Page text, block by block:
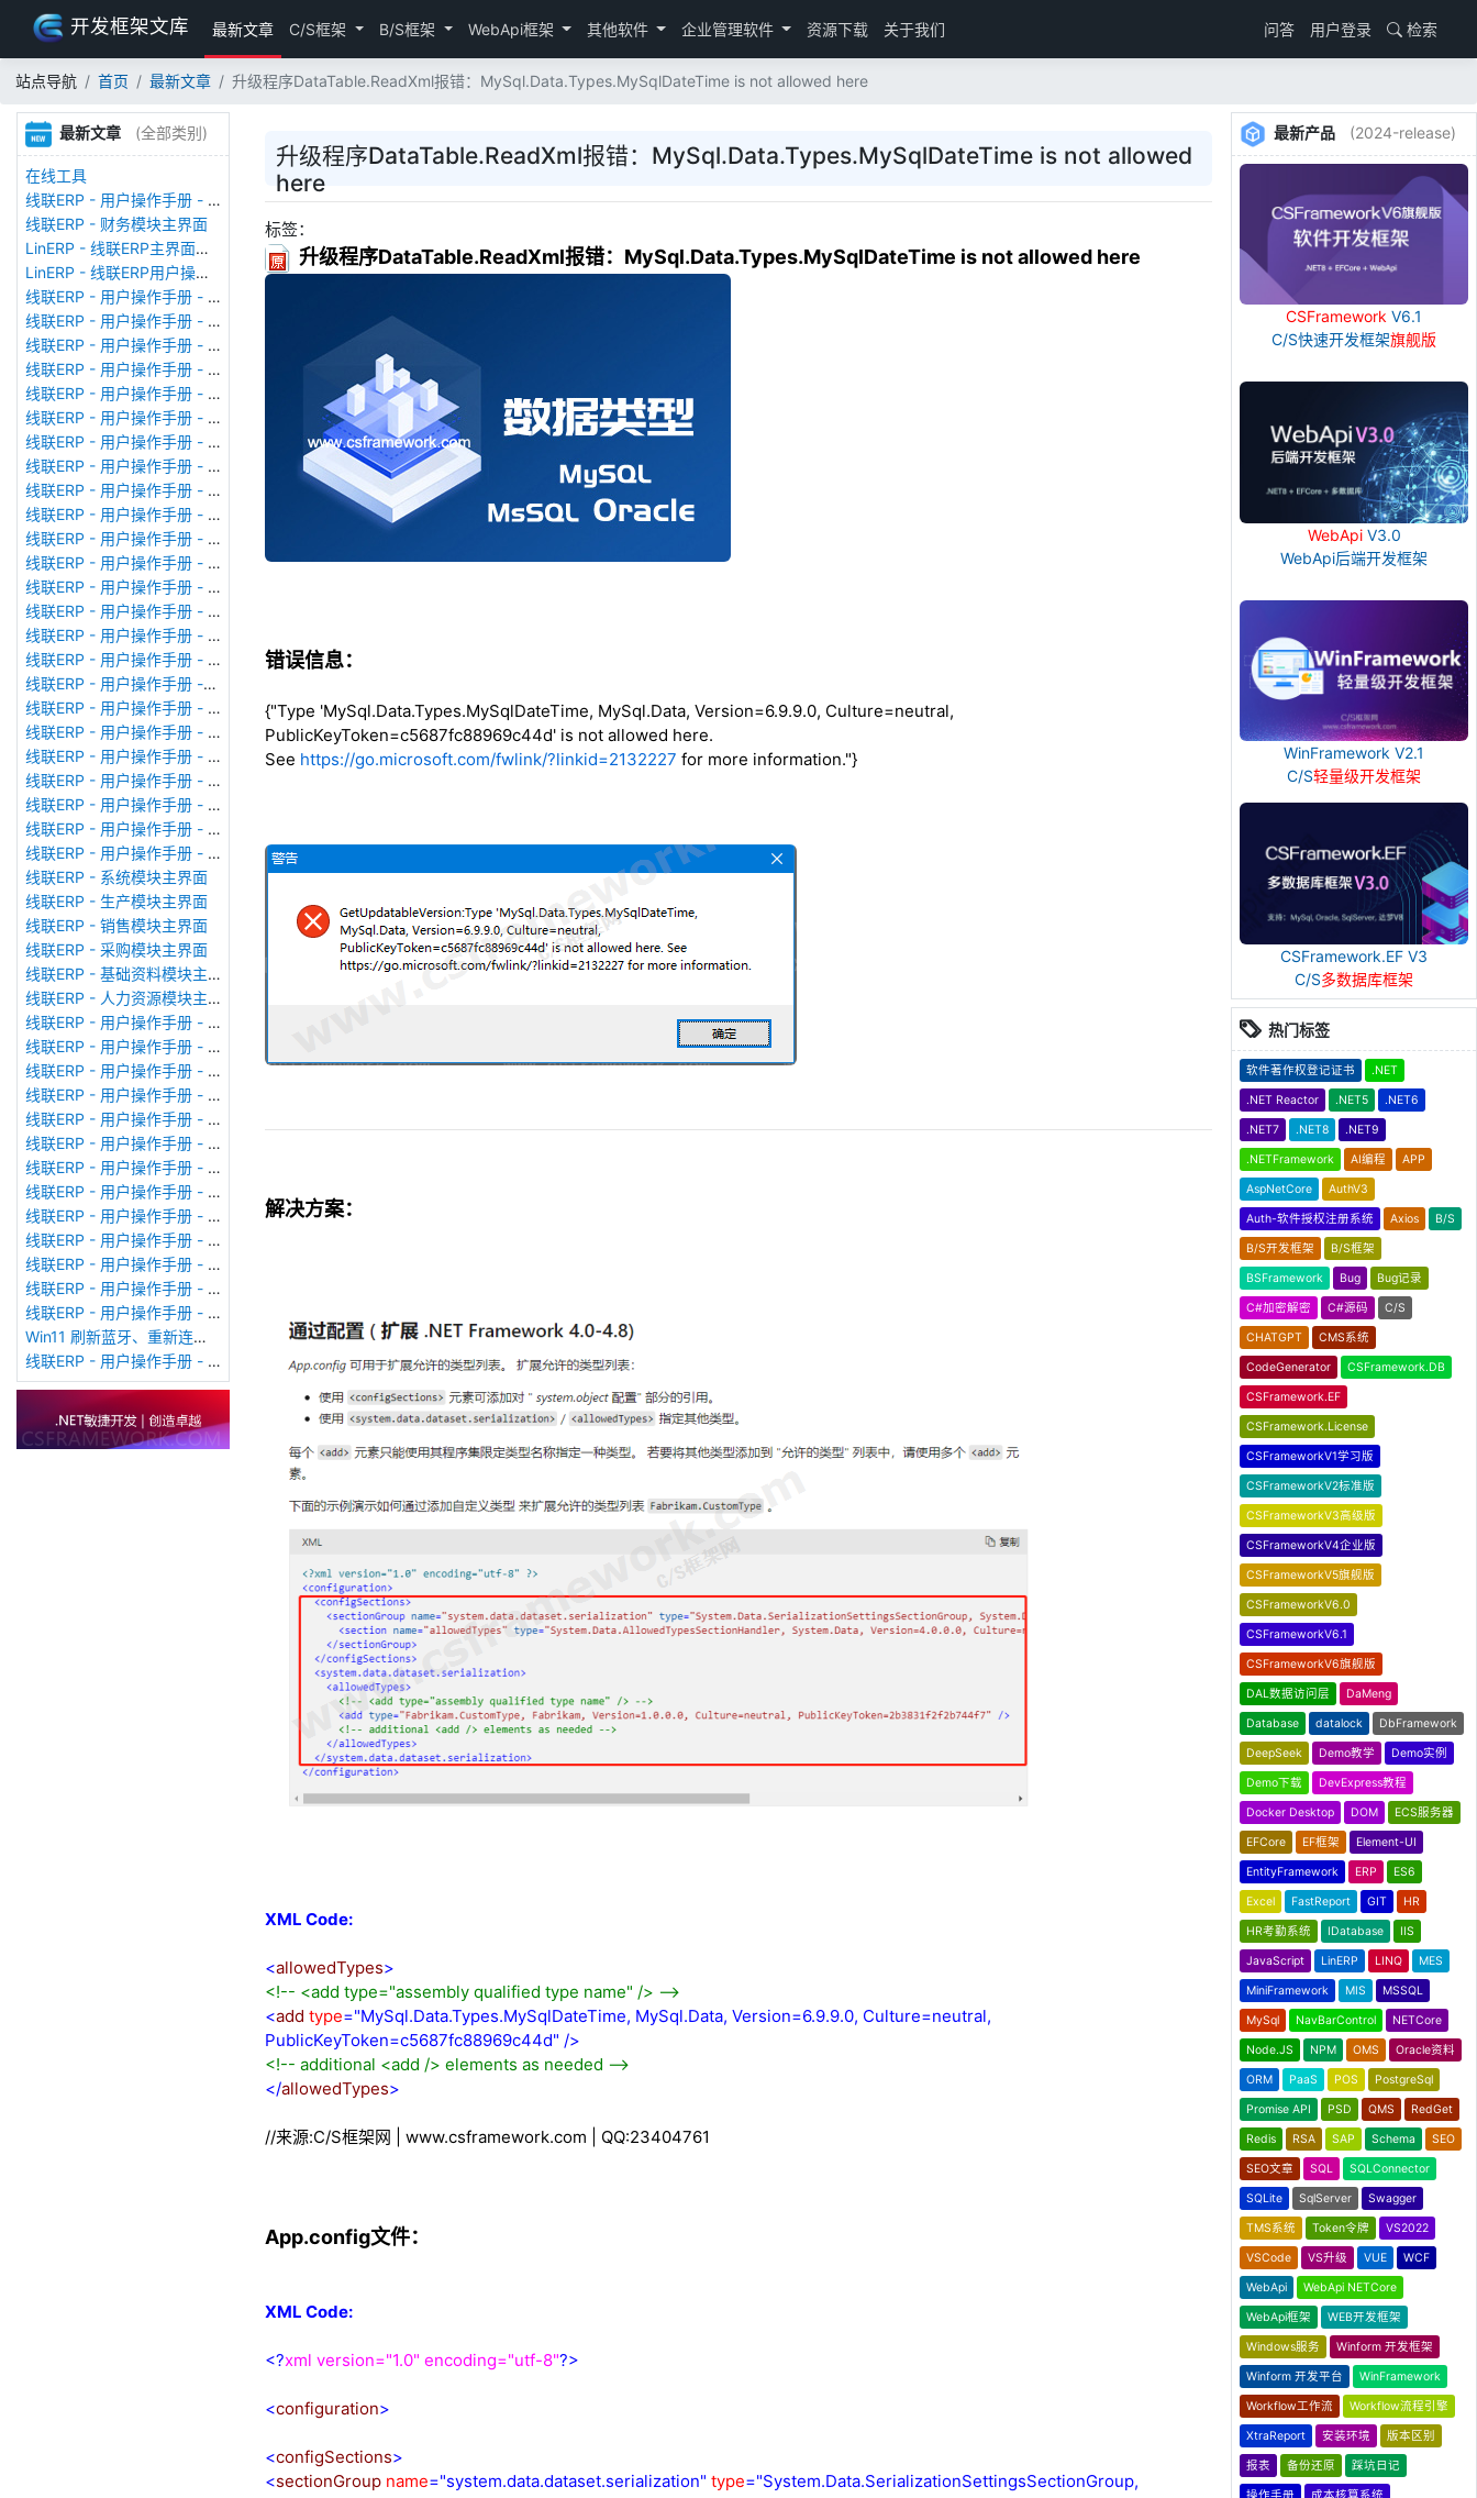
开发框架文库 最新文章 C/S框架 B/S框架 WebApi框架 其他软件 企业管理软件 资源下载 关于我们 问答 用户登录 检索
站点导航 首页 最新文章 升级程序DataTable.ReadXml报错：MySql.Data.Types.MySqlDateTime is not allowed here
最新文章 (全部类别)
在线工具
线联ERP - 用户操作手册 - 存货期初
线联ERP - 财务模块主界面
LinERP - 线联ERP主界面（HOME）
LinERP - 线联ERP用户操作手册 - 系统登陆
线联ERP - 用户操作手册 - 查看在线用户
线联ERP - 用户操作手册 - 数据备份
线联ERP - 用户操作手册 - 工厂管理
线联ERP - 用户操作手册 - 帐套管理
线联ERP - 用户操作手册 - 语种设置
线联ERP - 用户操作手册 - 国际化多语言
线联ERP - 用户操作手册 - 报表管理
线联ERP - 用户操作手册 - 字段名管理
线联ERP - 用户操作手册 - 模块管理
线联ERP - 用户操作手册 - 广播消息
线联ERP - 用户操作手册 - 审计日志
线联ERP - 用户操作手册 - 公司资料设置
线联ERP - 用户操作手册 - 系统参数设置
线联ERP - 用户操作手册 - 单据类型
线联ERP - 用户操作手册 - 号码规则
线联ERP - 用户操作手册 - 功能菜单
线联ERP - 用户操作手册 -分配临时角色
线联ERP - 用户操作手册 - 组织架构
线联ERP - 用户操作手册 - 用户管理
线联ERP - 用户操作手册 - 角色/岗位管理
线联ERP - 用户操作手册 - 暂估入库明细表
线联ERP - 用户操作手册 - 物料收发明细表
线联ERP - 用户操作手册 - 即时库存余额表
线联ERP - 用户操作手册 - 库存账龄分析表
线联ERP - 系统模块主界面
线联ERP - 生产模块主界面
线联ERP - 销售模块主界面
线联ERP - 采购模块主界面
线联ERP - 基础资料模块主界面
线联ERP - 人力资源模块主界面
线联ERP - 用户操作手册 - 个人考勤报表（横向）
线联ERP - 用户操作手册 - 部门考勤报表
线联ERP - 用户操作手册 - 个人考勤报表
线联ERP - 用户操作手册 - 考勤计算
线联ERP - 用户操作手册 - 节假日管理
线联ERP - 用户操作手册 - 请假管理
线联ERP - 用户操作手册 - 补卡管理
线联ERP - 用户操作手册 - 考勤设备管理
线联ERP - 用户操作手册 - 考勤参数配置
线联ERP - 用户操作手册 - 考勤设备绑定
线联ERP - 用户操作手册 - 员工档案
线联ERP - 用户操作手册 - 班次管理
线联ERP - 用户操作手册 - 排班管理
Win11 刷新蓝牙、重新连接蓝牙音响
线联ERP - 用户操作手册 - 成品入库单
升级程序DataTable.ReadXml报错：MySql.Data.Types.MySqlDateTime is not allowed
here
标签：
升级程序DataTable.ReadXml报错：MySql.Data.Types.MySqlDateTime is not allowed here
错误信息：
{"Type 'MySql.Data.Types.MySqlDateTime, MySql.Data, Version=6.9.9.0, Culture=neutral,
PublicKeyToken=c5687fc88969c44d' is not allowed here.
See https://go.microsoft.com/fwlink/?linkid=2132227 for more information."}
解决方案：
XML Code:
<allowedTypes>
<!-- <add type="assembly qualified type name" /> -->
<add type="MySql.Data.Types.MySqlDateTime, MySql.Data, Version=6.9.9.0, Culture=neutral,
PublicKeyToken=c5687fc88969c44d" />
<!-- additional <add /> elements as needed -->
</allowedTypes>
//来源:C/S框架网 | www.csframework.com | QQ:23404761
App.config文件：
XML Code:
<?xml version="1.0" encoding="utf-8"?>
<configuration>
<configSections>
<sectionGroup name="system.data.dataset.serialization" type="System.Data.SerializationSettingsSectionGroup,
最新产品 (2024-release)
CSFramework V6.1
C/S快速开发框架旗舰版
WebApiV3.0
WebApi后端开发框架
WinFramework V2.1
C/S轻量级开发框架
CSFramework.EF V3
C/S多数据库框架
热门标签
软件著作权登记证书 .NET
.NET Reactor .NET5 .NET6
.NET7 .NET8 .NET9
.NETFramework AI编程 APP
AspNetCore AuthV3
Auth-软件授权注册系统 Axios B/S
B/S开发框架 B/S框架
BSFramework Bug Bug记录
C#加密解密 C#源码 C/S
CHATGPT CMS系统
CodeGenerator CSFramework.DB
CSFramework.EF
CSFramework.License
CSFrameworkV1学习版
CSFrameworkV2标准版
CSFrameworkV3高级版
CSFrameworkV4企业版
CSFrameworkV5旗舰版
CSFrameworkV6.0
CSFrameworkV6.1
CSFrameworkV6旗舰版
DAL数据访问层 DaMeng
Database datalock DbFramework
DeepSeek Demo教学 Demo实例
Demo下载 DevExpress教程
Docker Desktop DOM ECS服务器
EFCore EF框架 Element-UI
EntityFramework ERP ES6
Excel FastReport GIT HR
HR考勤系统 IDatabase IIS
JavaScript LinERP LINQ MES
MiniFramework MIS MSSQL
MySql NavBarControl NETCore
Node.JS NPM OMS Oracle资料
ORM PaaS POS PostgreSql
Promise API PSD QMS RedGet
Redis RSA SAP Schema SEO
SEO文章 SQL SQLConnector
SQLite SqlServer Swagger
TMS系统 Token令牌 VS2022
VSCode VS升级 VUE WCF
WebApi WebApi NETCore
WebApi框架 WEB开发框架
Windows服务 Winform 开发框架
Winform 开发平台 WinFramework
Workflow工作流 Workflow流程引擎
XtraReport 安装环境 版本区别
报表 备份还原 踩坑日记